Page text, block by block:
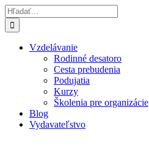
Skip
to
content
Hľadať:
Vzdelávanie
Rodinné desatoro
Cesta prebudenia
Podujatia
Kurzy
Školenia pre organizácie
Blog
Vydavateľstvo